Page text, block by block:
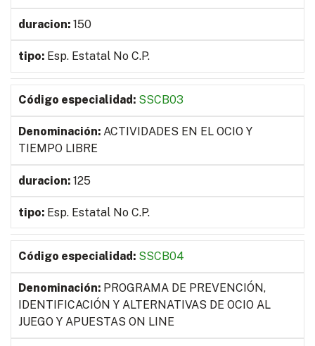
150
Esp. Estatal No C.P.
SSCB03
ACTIVIDADES EN EL OCIO Y
TIEMPO LIBRE
125
Esp. Estatal No C.P.
SSCB04
PROGRAMA DE PREVENCIÓN,
IDENTIFICACIÓN Y ALTERNATIVAS DE OCIO AL
JUEGO Y APUESTAS ON LINE